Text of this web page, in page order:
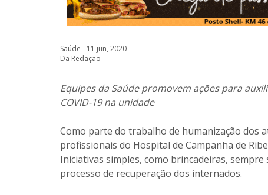
Saúde - 11 jun, 2020
Da Redação
Equipes da Saúde promovem ações para
COVID-19 na unidade
Como parte do trabalho de humanização dos
profissionais do Hospital de Campanha de
Iniciativas simples, como brincadeiras,
processo de recuperação dos internados.